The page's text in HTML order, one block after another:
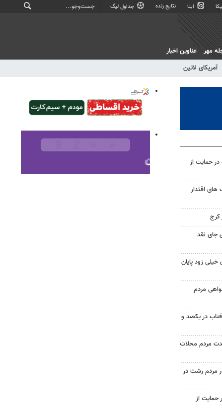
ایتا نتایج زنده جداول لیگ
آمریکای لاتین
مهر عناوین اخبار
حمایت از
اقتدار
جای نقد
زود پایان
مردم
در یکصد و
مردم محلات
مردم رشت در
از